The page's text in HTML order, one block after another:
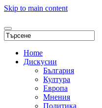
Skip to main content
Home
Дискусии
България
Култура
Европа
Мнения
Политика